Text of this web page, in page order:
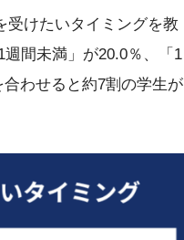
受けたいタイミングを教
間未満」が20.0％、「1
わせると約7割の学生が